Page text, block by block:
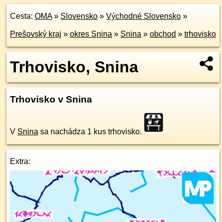
Cesta: OMA» Slovensko » Východné Slovensko »
Prešovský kraj » okres Snina » Snina » obchod » trhovisko
Trhovisko, Snina
Trhovisko v Snina
V Snina sa nachádza 1 kus trhovisko.
Extra: